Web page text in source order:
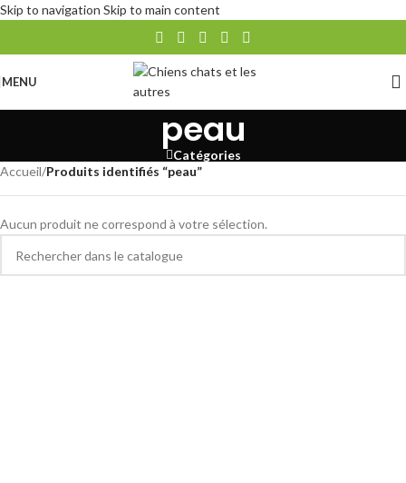
Skip to navigation Skip to main content
MENU
peau
Catégories
Accueil/Produits identifiés “peau”
Aucun produit ne correspond à votre sélection.